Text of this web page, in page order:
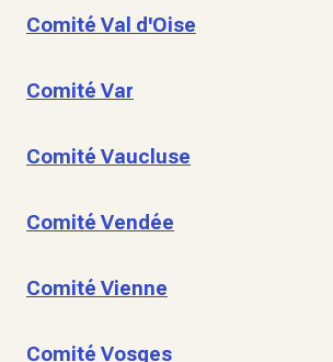
Comité Val d'Oise
Comité Var
Comité Vaucluse
Comité Vendée
Comité Vienne
Comité Vosges